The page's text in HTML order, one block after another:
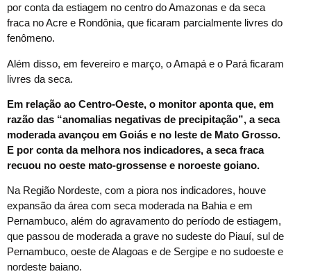
por conta da estiagem no centro do Amazonas e da seca
fraca no Acre e Rondônia, que ficaram parcialmente livres do
fenômeno.
Além disso, em fevereiro e março, o Amapá e o Pará ficaram
livres da seca.
Em relação ao Centro-Oeste, o monitor aponta que, em
razão das “anomalias negativas de precipitação”, a seca
moderada avançou em Goiás e no leste de Mato Grosso.
E por conta da melhora nos indicadores, a seca fraca
recuou no oeste mato-grossense e noroeste goiano.
Na Região Nordeste, com a piora nos indicadores, houve
expansão da área com seca moderada na Bahia e em
Pernambuco, além do agravamento do período de estiagem,
que passou de moderada a grave no sudeste do Piauí, sul de
Pernambuco, oeste de Alagoas e de Sergipe e no sudoeste e
nordeste baiano.